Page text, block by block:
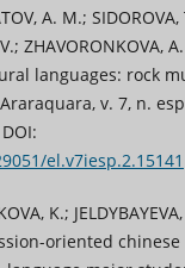
A. M.;
V.; ZHAVORONKOVA,
languages: rock
v. 7, n.
el.v7iesp.2.15141
K.;
oriented chinese